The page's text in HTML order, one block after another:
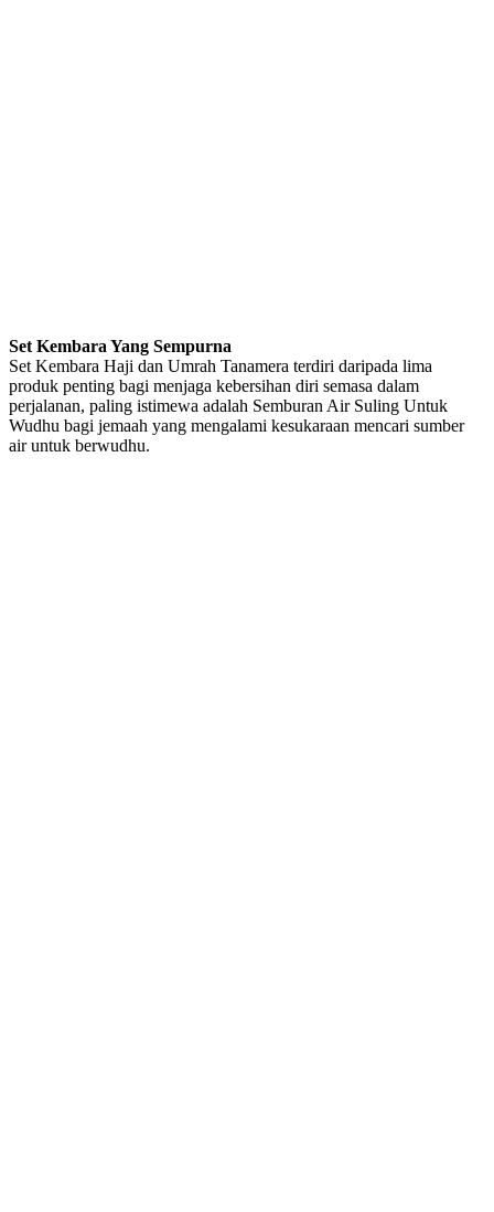
Set Kembara Yang Sempurna
Set Kembara Haji dan Umrah Tanamera terdiri daripada lima
produk penting bagi menjaga kebersihan diri semasa dalam
perjalanan, paling istimewa adalah Semburan Air Suling Untuk
Wudhu bagi jemaah yang mengalami kesukaraan mencari sumber
air untuk berwudhu.